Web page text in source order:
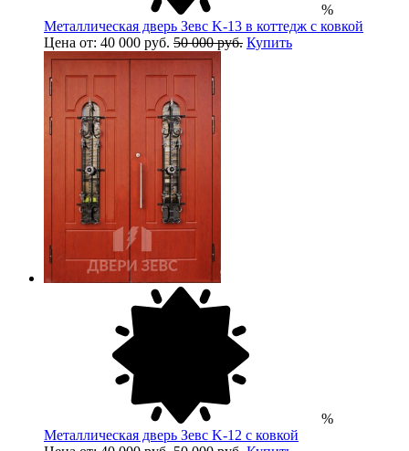
%
Металлическая дверь Зевс K-13 в коттедж с ковкой
Цена от: 40 000 руб. 50 000 руб. Купить
%
Металлическая дверь Зевс K-12 с ковкой